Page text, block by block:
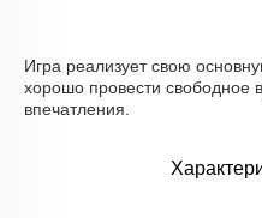
Игра реализует свою
хорошо провести свободное
впечатления.